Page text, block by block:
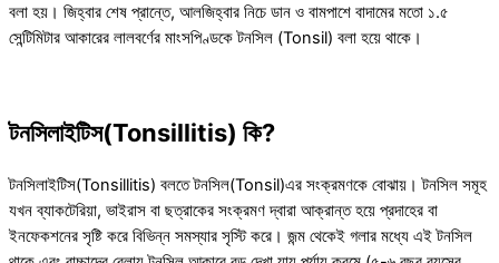
বলা হয়। জিহ্বার শেষ প্রান্তে, আলজিহ্বার নিচে ডান ও বামপাশে বাদামের মতো ১.৫
সেন্টিমিটার আকারের লালবর্ণের মাংসপিণ্ডকে টনসিল (Tonsil) বলা হয়ে থাকে।
টনসিলাইটিস(Tonsillitis) কি?
টনসিলাইটিস(Tonsillitis) বলতে টনসিল(Tonsil)এর সংক্রমণকে বোঝায়। টনসিল সমূহ
যখন ব্যাকটেরিয়া, ভাইরাস বা ছত্রাকের সংক্রমণ দ্বারা আক্রান্ত হয়ে প্রদাহের বা
ইনফেকশনের সৃষ্টি করে বিভিন্ন সমস্যার সৃস্টি করে। জন্ম থেকেই গলার মধ্যে এই টনসিল